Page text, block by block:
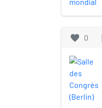
favorite 0